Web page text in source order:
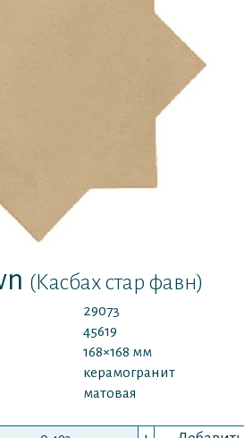
(Касбах стар фавн)
29073
45619
168×168 мм
керамогранит
матовая